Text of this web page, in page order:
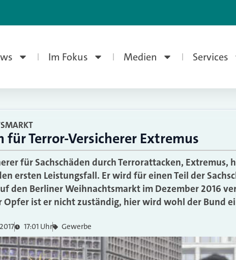
Im Fokus Medien Services
für Terror-Versicherer Extremus
für Sachschäden durch Terrorattacken, Extremus,
ersten Leistungsfall. Er wird für einen Teil der
den Berliner Weihnachtsmarkt im Dezember 2016
Opfer ist er nicht zuständig, hier wird wohl der Bund
17:01 Uhr Gewerbe